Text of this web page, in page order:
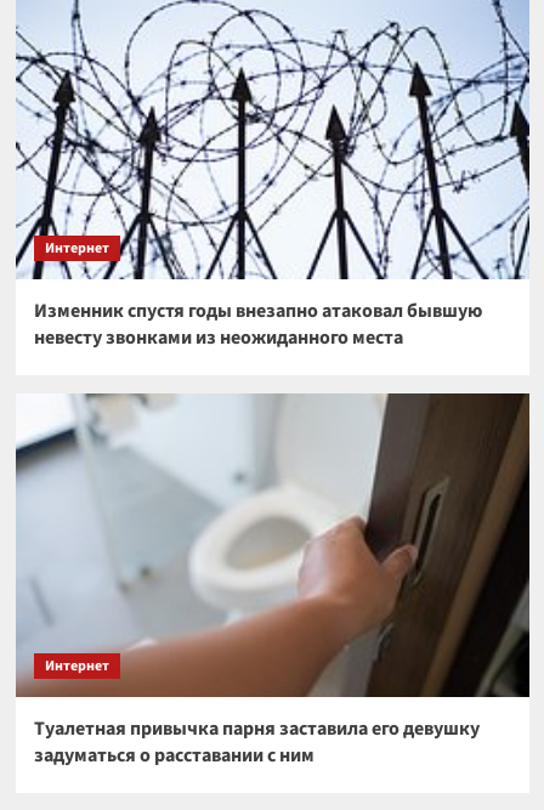
Интернет
Изменник спустя годы внезапно атаковал бывшую
невесту звонками из неожиданного места
Интернет
Туалетная привычка парня заставила его девушку
задуматься о расставании с ним